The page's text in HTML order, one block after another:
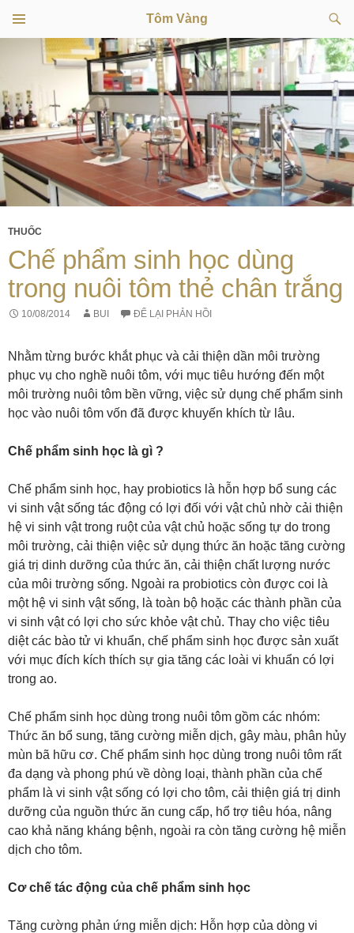
Tôm Vàng
kiếm
CHUYỂN
DUNG
THUỐC
Chế phẩm sinh học dùng
trong nuôi tôm thẻ chân trắng
10/08/2014 BUI ĐỂ LẠI PHẢN HỒI
Nhằm từng bước khắt phục và cải thiện dần môi trường
phục vụ cho nghề nuôi tôm, với mục tiêu hướng đến một
môi trường nuôi tôm bền vững, việc sử dụng chế phẩm sinh
học vào nuôi tôm vốn đã được khuyến khích từ lâu.
Chế phẩm sinh học là gì ?
Chế phẩm sinh học, hay probiotics là hỗn hợp bổ sung các
vi sinh vật sống tác động có lợi đối với vật chủ nhờ cải thiện
hệ vi sinh vật trong ruột của vật chủ hoặc sống tự do trong
môi trường, cải thiện việc sử dụng thức ăn hoặc tăng cường
giá trị dinh dưỡng của thức ăn, cải thiện chất lượng nước
của môi trường sống. Ngoài ra probiotics còn được coi là
một hệ vi sinh vật sống, là toàn bộ hoặc các thành phần của
vi sinh vật có lợi cho sức khỏe vật chủ. Thay cho việc tiêu
diệt các bào tử vi khuẩn, chế phẩm sinh học được sản xuất
với mục đích kích thích sự gia tăng các loài vi khuẩn có lợi
trong ao.
Chế phẩm sinh học dùng trong nuôi tôm gồm các nhóm:
Thức ăn bổ sung, tăng cường miễn dịch, gây màu, phân hủy
mùn bã hữu cơ. Chế phẩm sinh học dùng trong nuôi tôm rất
đa dạng và phong phú về dòng loại, thành phần của chế
phẩm là vi sinh vật sống có lợi cho tôm, cải thiện giá trị dinh
dưỡng của nguồn thức ăn cung cấp, hổ trợ tiêu hóa, nâng
cao khả năng kháng bệnh, ngoài ra còn tăng cường hệ miễn
dịch cho tôm.
Cơ chế tác động của chế phẩm sinh học
Tăng cường phản ứng miễn dịch: Hỗn hợp của dòng vi